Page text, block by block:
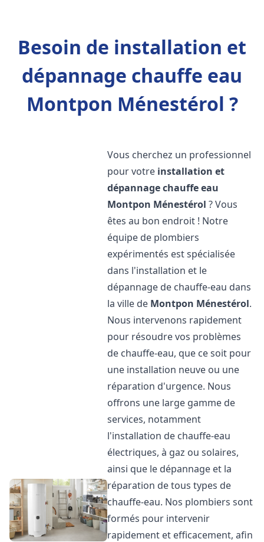
Besoin de installation et
dépannage chauffe eau
Montpon Ménestérol ?
Vous cherchez un professionnel
pour votre installation et
dépannage chauffe eau
Montpon Ménestérol ? Vous
êtes au bon endroit ! Notre
équipe de plombiers
expérimentés est spécialisée
dans l'installation et le
dépannage de chauffe-eau dans
la ville de Montpon Ménestérol.
Nous intervenons rapidement
pour résoudre vos problèmes
de chauffe-eau, que ce soit pour
une installation neuve ou une
réparation d'urgence. Nous
offrons une large gamme de
services, notamment
l'installation de chauffe-eau
électriques, à gaz ou solaires,
ainsi que le dépannage et la
réparation de tous types de
chauffe-eau. Nos plombiers sont
formés pour intervenir
rapidement et efficacement, afin